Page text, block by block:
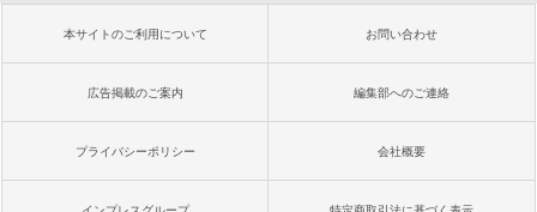
本サイトのご利用について お問い合わせ
広告掲載のご案内 編集部へのご連絡
プライバシーポリシー 会社概要